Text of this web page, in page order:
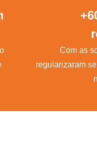
Com as
regularizaram